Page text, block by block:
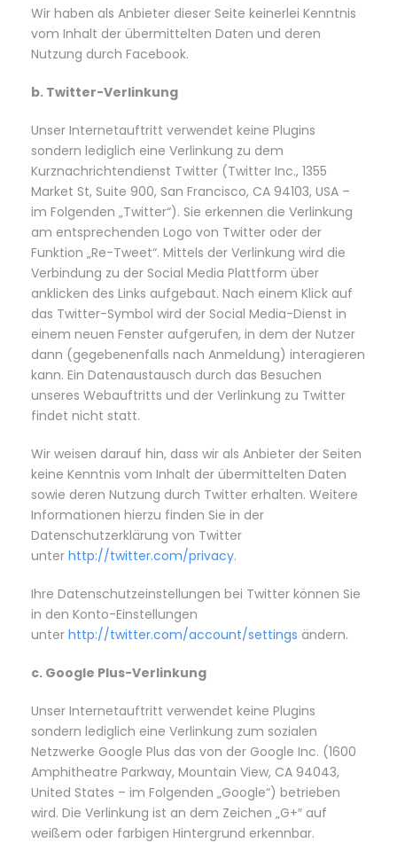
Wir haben als Anbieter dieser Seite keinerlei Kenntnis
vom Inhalt der übermittelten Daten und deren
Nutzung durch Facebook.
b. Twitter-Verlinkung
Unser Internetauftritt verwendet keine Plugins
sondern lediglich eine Verlinkung zu dem
Kurznachrichtendienst Twitter (Twitter Inc., 1355
Market St, Suite 900, San Francisco, CA 94103, USA –
im Folgenden „Twitter“). Sie erkennen die Verlinkung
am entsprechenden Logo von Twitter oder der
Funktion „Re-Tweet“. Mittels der Verlinkung wird die
Verbindung zu der Social Media Plattform über
anklicken des Links aufgebaut. Nach einem Klick auf
das Twitter-Symbol wird der Social Media-Dienst in
einem neuen Fenster aufgerufen, in dem der Nutzer
dann (gegebenenfalls nach Anmeldung) interagieren
kann. Ein Datenaustausch durch das Besuchen
unseres Webauftritts und der Verlinkung zu Twitter
findet nicht statt.
Wir weisen darauf hin, dass wir als Anbieter der Seiten
keine Kenntnis vom Inhalt der übermittelten Daten
sowie deren Nutzung durch Twitter erhalten. Weitere
Informationen hierzu finden Sie in der
Datenschutzerklärung von Twitter
unter http://twitter.com/privacy.
Ihre Datenschutzeinstellungen bei Twitter können Sie
in den Konto-Einstellungen
unter http://twitter.com/account/settings ändern.
c. Google Plus-Verlinkung
Unser Internetauftritt verwendet keine Plugins
sondern lediglich eine Verlinkung zum sozialen
Netzwerke Google Plus das von der Google Inc. (1600
Amphitheatre Parkway, Mountain View, CA 94043,
United States – im Folgenden „Google“) betrieben
wird. Die Verlinkung ist an dem Zeichen „G+″ auf
weißem oder farbigen Hintergrund erkennbar.